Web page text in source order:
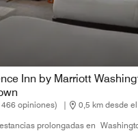
Inn by Marriott
opiniones) |
0,5 km desde
prolongadas en